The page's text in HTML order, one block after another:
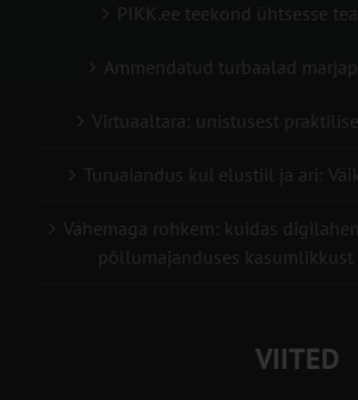
PIKK.ee teekond ühtsesse
Ammendatud turbaalad
Virtuaaltara: unistusest
Turuaiandus kui elustiil ja äri:
Vähemaga rohkem: kuidas
põllumajanduses kasumlikkust
VIITED